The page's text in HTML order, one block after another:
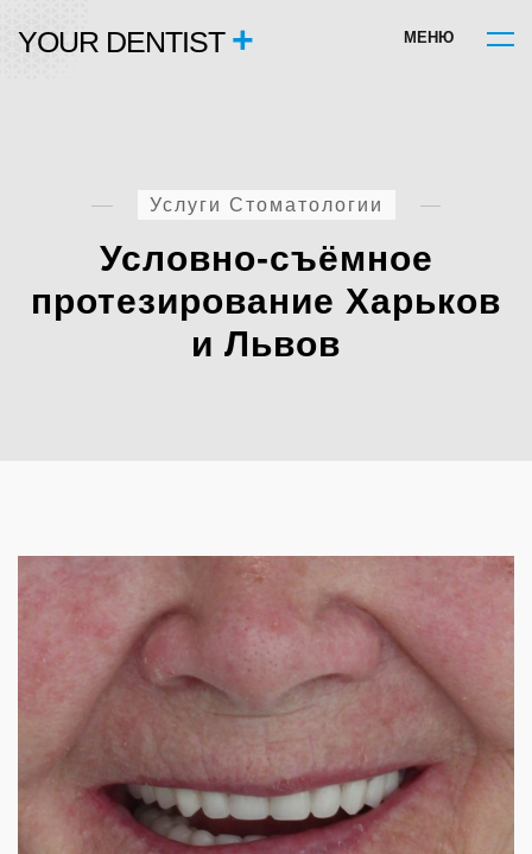
YOUR DENTIST + М ЕН Ю
Услуги Стоматологии
Условно-съёмное
протезирование Харьков
и Львов